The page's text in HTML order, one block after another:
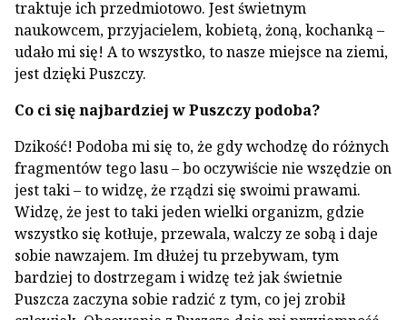
traktuje ich przedmiotowo. Jest świetnym
naukowcem, przyjacielem, kobietą, żoną, kochanką –
udało mi się! A to wszystko, to nasze miejsce na ziemi,
jest dzięki Puszczy.
Co ci się najbardziej w Puszczy podoba?
Dzikość! Podoba mi się to, że gdy wchodzę do różnych
fragmentów tego lasu – bo oczywiście nie wszędzie on
jest taki – to widzę, że rządzi się swoimi prawami.
Widzę, że jest to taki jeden wielki organizm, gdzie
wszystko się kotłuje, przewala, walczy ze sobą i daje
sobie nawzajem. Im dłużej tu przebywam, tym
bardziej to dostrzegam i widzę też jak świetnie
Puszcza zaczyna sobie radzić z tym, co jej zrobił